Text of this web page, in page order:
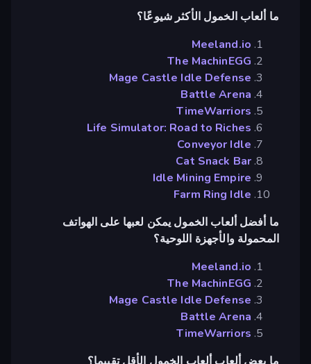
ما ألعاب الخمول الأكثر شيوعًا؟
Meeland.io
The MachinEGG
Mage Castle Idle Defense
Battle Arena
TimeWarriors
Life Simulator: Road to Riches
Conveyor Idle
Cat Snack Bar
Idle Mining Empire
Farm Ring Idle
ما أفضل ألعاب الخمول يمكن لعبها على الهواتف
المحمولة والأجهزة اللوحية؟
Meeland.io
The MachinEGG
Mage Castle Idle Defense
Battle Arena
TimeWarriors